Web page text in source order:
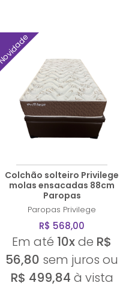
Novidade
Colchão solteiro Privilege
molas ensacadas 88cm
Paropas
Paropas Privilege
R$ 568,00
Em até 10xde R$
56,80 sem juros ou
R$ 499,84 à vista